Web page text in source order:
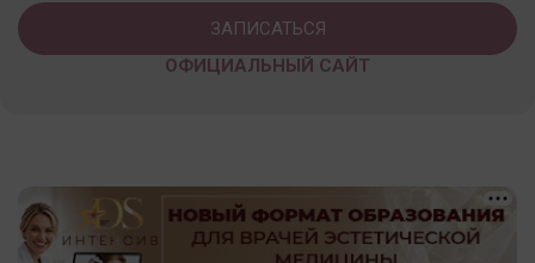
ЗАПИСАТЬСЯ
ОФИЦИАЛЬНЫЙ САЙТ